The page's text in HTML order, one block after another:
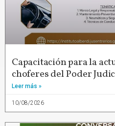
Capacitación para la
choferes del Poder
Leer más »
10/08/2026